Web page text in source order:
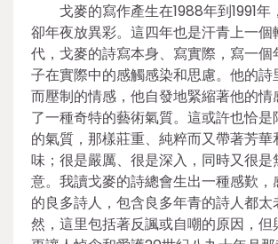
戈麥的寫作產生在1988年到1991年
卻年夜放異彩。這四年也是汗青上一個
代，戈麥的詩寫本身、寫實際，寫一個
子在實際中的感觸感染和思慮。他的詩
而壓制的情感，他自發地緊縮著他的情
了一種奇特的藝術氣質。這或許也恰
的氣質，那樣莊重、純粹而又帶著芳
味；很是嚴厲、很是深入，同時又很是
意。我讀戈麥的詩總會生出一種感歎，
的良多詩人，包含良多年青的詩人都太
然，這里包括著反諷或自嘲的原因，但